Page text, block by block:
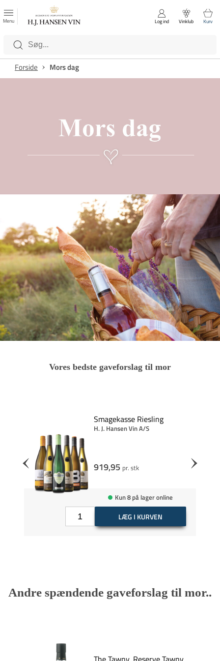
Luk
Kategorier
Menu Log ind Vinklub Kurv
Forside Mors dag
Vores bedste gaveforslag til mor
Smagekasse Riesling
H. J. Hansen Vin A/S
919,95 pr. stk
Kun 8 på lager online
LÆG I KURVEN
Andre spændende gaveforslag til mor..